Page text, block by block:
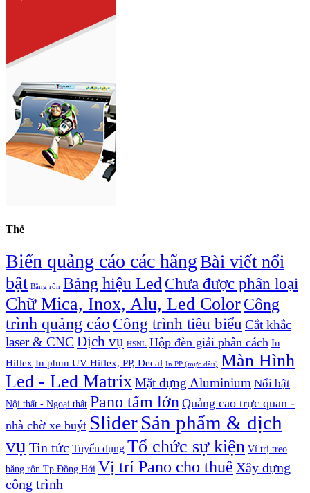
Thẻ
Biển quảng cáo các hãngBài viết nổi
bật Băng rôn Bảng hiệu Led Chưa được phân loại
Chữ Mica, Inox, Alu, Led ColorCông
trình quảng cáo Công trình tiêu biểu Cắt khắc
laser & CNC Dịch vụ HSNL Hộp đèn giải phân cách In
Hiflex In phun UV Hiflex, PP, Decal In PP (mực dầu) Màn Hình
Led - Led MatrixMặt dựng Aluminium Nổi bật
Nội thất - Ngoại thất Pano tấm lớn Quảng cao trực quan -
nhà chờ xe buýt SliderSản phẩm & dịch
vụ Tin tức Tuyển dụng Tổ chức sự kiện Ví trị treo
băng rôn Tp.Đồng Hới Vị trí Pano cho thuê Xây dựng
công trình